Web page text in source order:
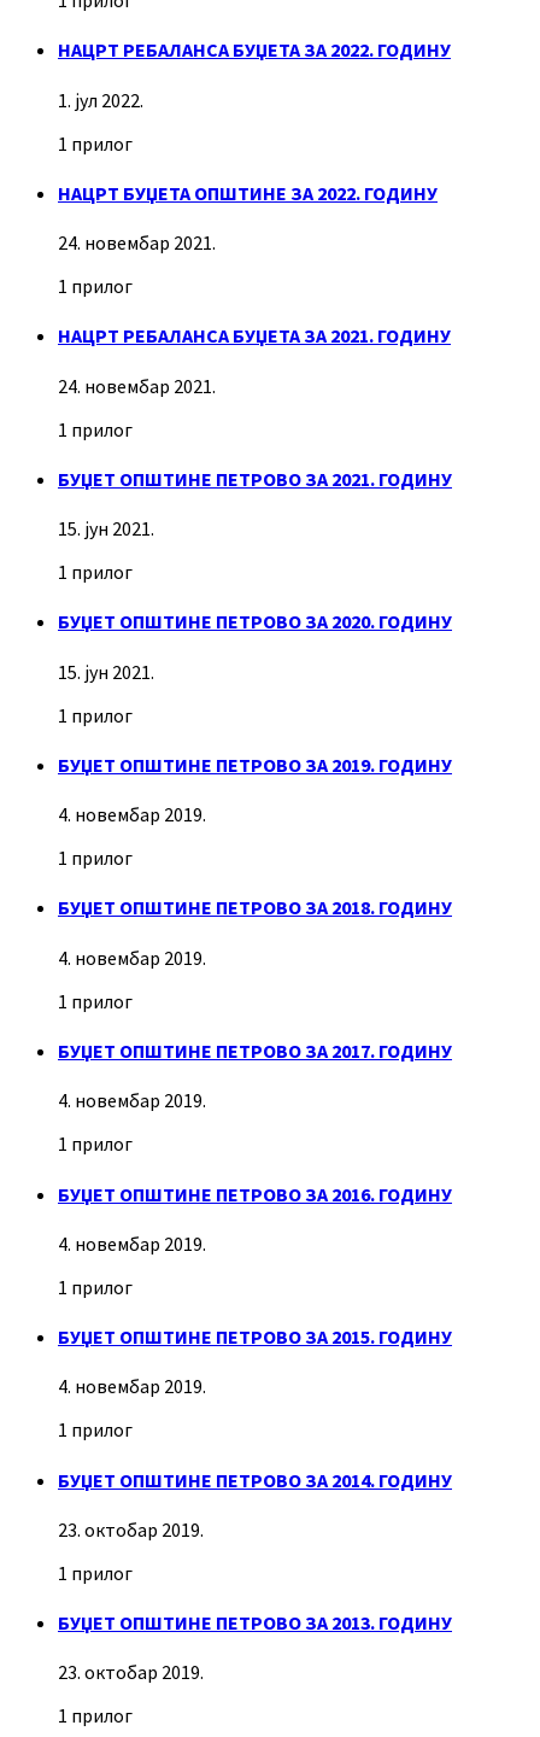
НАЦРТ РЕБАЛАНСА БУЏЕТА ЗА 2022. ГОДИНУ
1. јул 2022.
1 прилог
НАЦРТ БУЏЕТА ОПШТИНЕ ЗА 2022. ГОДИНУ
24. новембар 2021.
1 прилог
НАЦРТ РЕБАЛАНСА БУЏЕТА ЗА 2021. ГОДИНУ
24. новембар 2021.
1 прилог
БУЏЕТ ОПШТИНЕ ПЕТРОВО ЗА 2021. ГОДИНУ
15. јун 2021.
1 прилог
БУЏЕТ ОПШТИНЕ ПЕТРОВО ЗА 2020. ГОДИНУ
15. јун 2021.
1 прилог
БУЏЕТ ОПШТИНЕ ПЕТРОВО ЗА 2019. ГОДИНУ
4. новембар 2019.
1 прилог
БУЏЕТ ОПШТИНЕ ПЕТРОВО ЗА 2018. ГОДИНУ
4. новембар 2019.
1 прилог
БУЏЕТ ОПШТИНЕ ПЕТРОВО ЗА 2017. ГОДИНУ
4. новембар 2019.
1 прилог
БУЏЕТ ОПШТИНЕ ПЕТРОВО ЗА 2016. ГОДИНУ
4. новембар 2019.
1 прилог
БУЏЕТ ОПШТИНЕ ПЕТРОВО ЗА 2015. ГОДИНУ
4. новембар 2019.
1 прилог
БУЏЕТ ОПШТИНЕ ПЕТРОВО ЗА 2014. ГОДИНУ
23. октобар 2019.
1 прилог
БУЏЕТ ОПШТИНЕ ПЕТРОВО ЗА 2013. ГОДИНУ
23. октобар 2019.
1 прилог